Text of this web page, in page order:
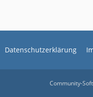
Datenschutzerklärung
Community-